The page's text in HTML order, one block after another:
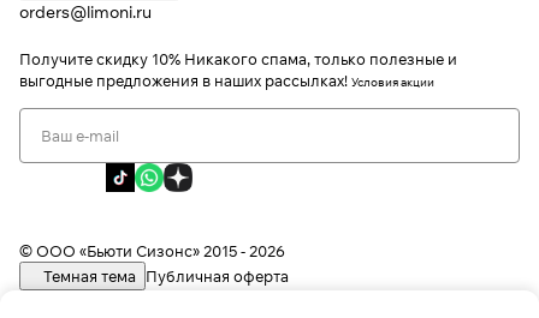
orders@limoni.ru
Получите скидку 10% Никакого спама, только полезные и
выгодные предложения в наших рассылках! Условия акции
© ООО «Бьюти Сизонс» 2015 - 2026
Темная тема
Публичная оферта